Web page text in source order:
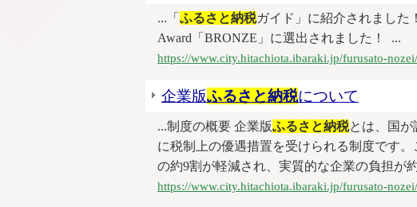
...「 ふるさと納税ガイド」に紹介されました
Award「BRONZE」に選出されました！ ...
https://www.city.hitachiota.ibaraki.jp/furusato-
企業版ふるさと納税について
...制度の概要 企業版ふるさと納税とは、国が
に税制上の優遇措置を受けられる制度です
の約9割が軽減され、実質的な企業の負担
https://www.city.hitachiota.ibaraki.jp/furusato-